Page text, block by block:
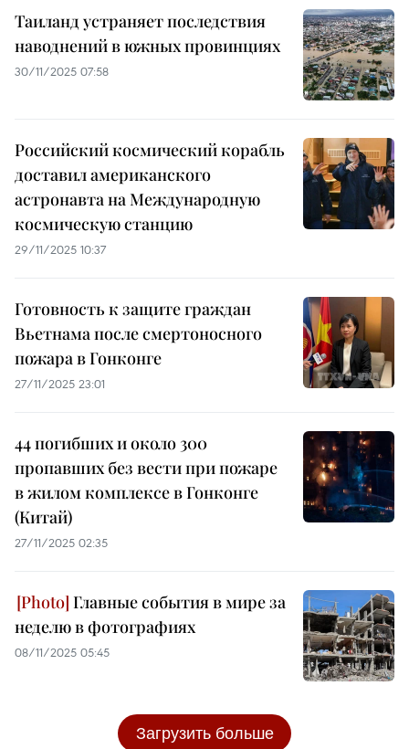
Таиланд устраняет последствия
наводнений в южных провинциях
30/11/2025 07:58
Российский космический корабль
доставил американского
астронавта на Международную
космическую станцию
29/11/2025 10:37
Готовность к защите граждан
Вьетнама после смертоносного
пожара в Гонконге
27/11/2025 23:01
44 погибших и около 300
пропавших без вести при пожаре
в жилом комплексе в Гонконге
(Китай)
27/11/2025 02:35
Главные события в мире за
неделю в фотографиях
08/11/2025 05:45
Загрузить больше